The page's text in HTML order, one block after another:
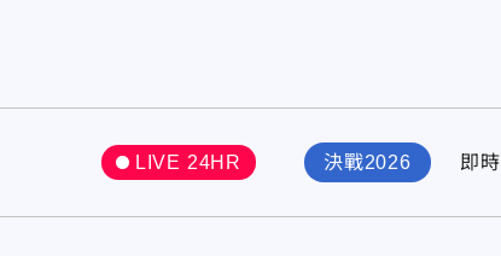
LIVE 24HR 決戰2026 即時